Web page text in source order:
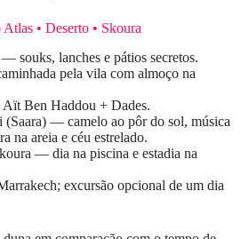
• Deserto • Skoura
souks, lanches e pátios secretos.
pela vila com almoço na
Ben Haddou + Dades.
(Saara) — camelo ao pôr do sol, música
na areia e céu estrelado.
— dia na piscina e estadia na
excursão opcional de um dia